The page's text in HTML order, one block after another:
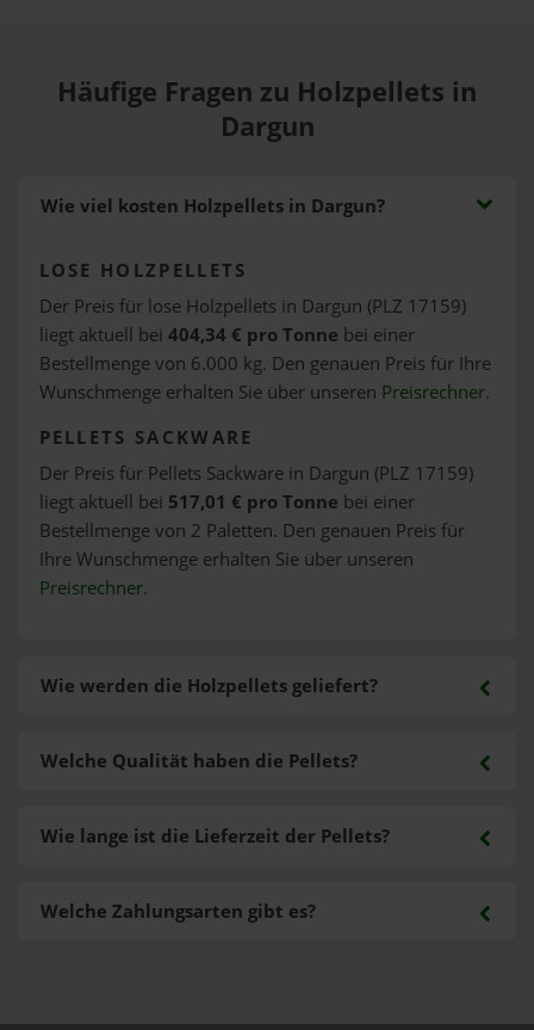
Häufige Fragen zu Holzpellets in
Dargun
Wie viel kosten Holzpellets in Dargun?
LOSE HOLZPELLETS
Der Preis für lose Holzpellets in Dargun (PLZ 17159)
liegt aktuell bei 404,34 € pro Tonne bei einer
Bestellmenge von 6.000 kg. Den genauen Preis für Ihre
Wunschmenge erhalten Sie über unseren Preisrechner.
PELLETS SACKWARE
Der Preis für Pellets Sackware in Dargun (PLZ 17159)
liegt aktuell bei 517,01 € pro Tonne bei einer
Bestellmenge von 2 Paletten. Den genauen Preis für
Ihre Wunschmenge erhalten Sie über unseren
Preisrechner.
Wie werden die Holzpellets geliefert?
Welche Zahlungsarten gibt es?
Welche Qualität haben die Pellets?
Wie lange ist die Lieferzeit der Pellets?